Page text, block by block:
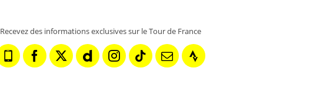
Recevez des informations exclusives sur le Tour de France